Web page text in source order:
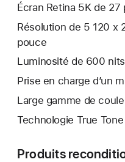
Écran Retina 5K de 27
Résolution de 5 120 x
pouce
Luminosité de 600 nits
Prise en charge d’un
Large gamme de
Technologie True Tone
Produits